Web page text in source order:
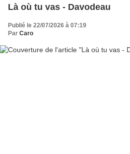
Là où tu vas - Davodeau
Publié le 22/07/2026 à 07:19
Par Caro